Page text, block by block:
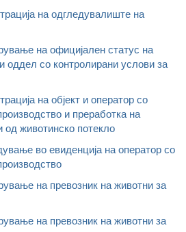
на одгледувалиште на
на официјален статус на
оддел со контролирани услови за
на објект и оператор со
и преработка на
од животинско потекло
во евиденција на оператор со
на превозник на животни за
на превозник на животни за